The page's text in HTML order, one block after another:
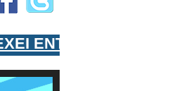
ΕΝΤΑΞΕΙ ΣΤΟΝ